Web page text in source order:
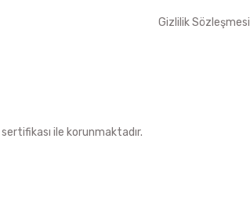
Gizlilik Sözleşmesi
ile korunmaktadır.